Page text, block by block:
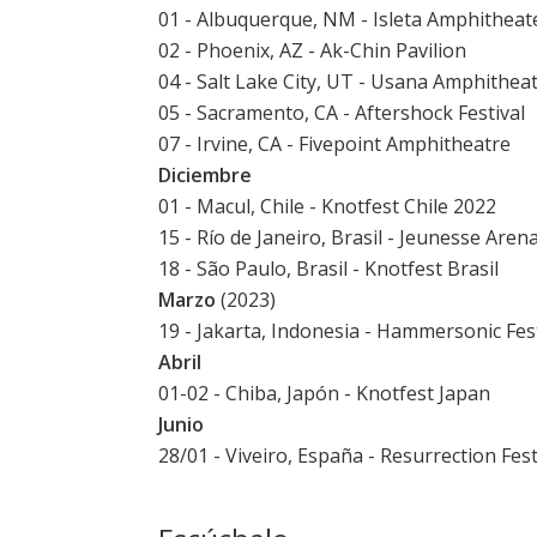
01 - Albuquerque, NM - Isleta
02 - Phoenix, AZ - Ak-Chin Pavilion
04 - Salt Lake City, UT - Usana
05 - Sacramento, CA - Aftershock Festival
07 - Irvine, CA - Fivepoint Amphitheatre
Diciembre
01 - Macul, Chile - Knotfest Chile 2022
15 - Río de Janeiro, Brasil - Jeunesse Arena
18 - São Paulo, Brasil - Knotfest Brasil
Marzo (2023)
19 - Jakarta, Indonesia - Hammersonic
Abril
01-02 - Chiba, Japón - Knotfest Japan
Junio
28/01 - Viveiro, España - Resurrection Fest